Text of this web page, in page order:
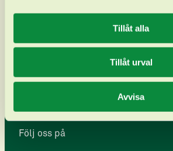
Tillåt alla
Tillåt urval
Avvisa
Coop Östra
Fler kontaktuppgifter
Följ oss på